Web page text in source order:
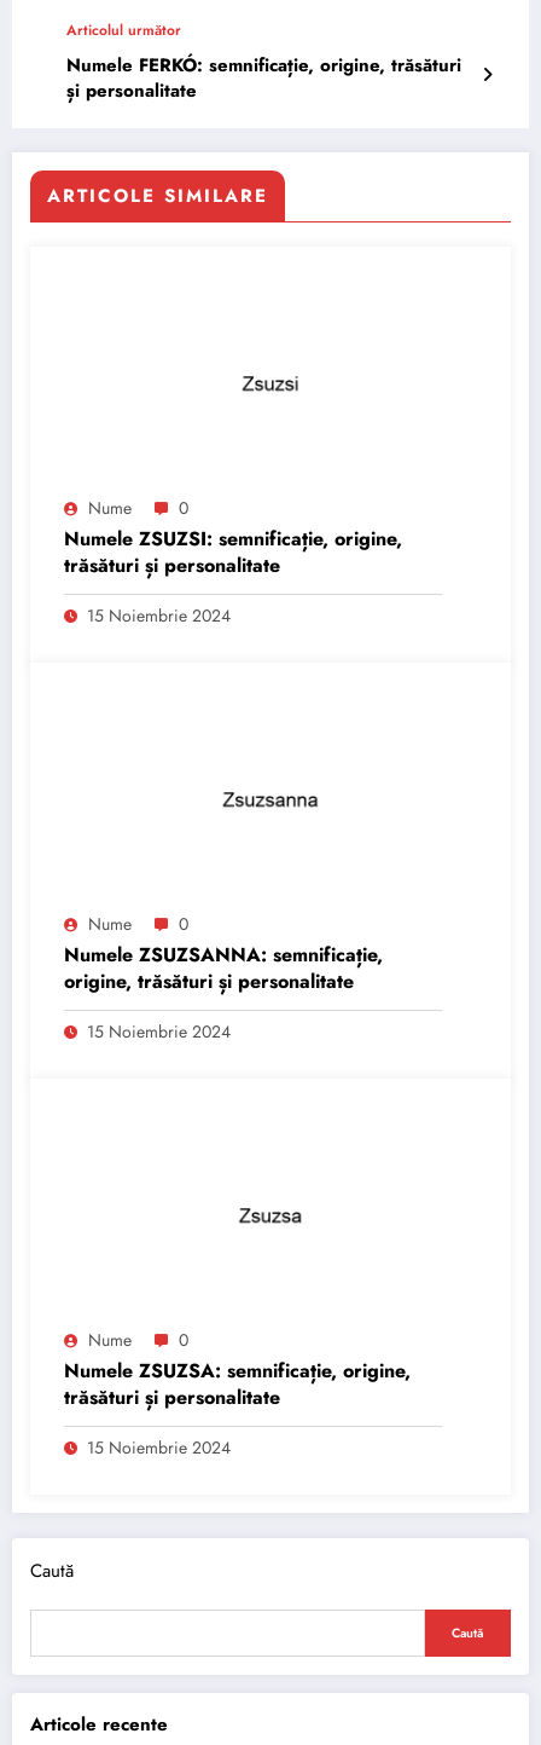
Articolul următor
Numele FERKÓ: semnificație, origine, trăsături
și personalitate
ARTICOLE SIMILARE
Nume 0
Numele ZSUZSI: semnificație, origine,
trăsături și personalitate
15 Noiembrie 2024
Nume 0
Numele ZSUZSANNA: semnificație,
origine, trăsături și personalitate
15 Noiembrie 2024
Nume 0
Numele ZSUZSA: semnificație, origine,
trăsături și personalitate
15 Noiembrie 2024
Caută
Caută
Articole recente